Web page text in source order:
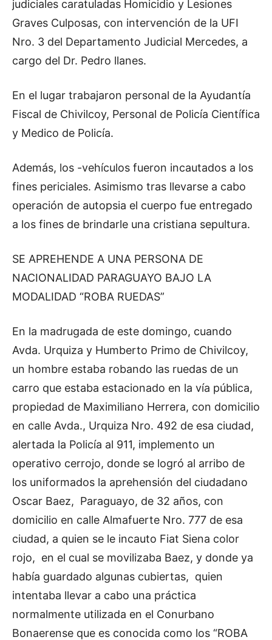
judiciales caratuladas Homicidio y Lesiones
Graves Culposas, con intervención de la UFI
Nro. 3 del Departamento Judicial Mercedes, a
cargo del Dr. Pedro llanes.
En el lugar trabajaron personal de la Ayudantía
Fiscal de Chivilcoy, Personal de Policía Científica
y Medico de Policía.
Además, los -vehículos fueron incautados a los
fines periciales. Asimismo tras llevarse a cabo
operación de autopsia el cuerpo fue entregado
a los fines de brindarle una cristiana sepultura.
SE APREHENDE A UNA PERSONA DE
NACIONALIDAD PARAGUAYO BAJO LA
MODALIDAD “ROBA RUEDAS”
En la madrugada de este domingo, cuando
Avda. Urquiza y Humberto Primo de Chivilcoy,
un hombre estaba robando las ruedas de un
carro que estaba estacionado en la vía pública,
propiedad de Maximiliano Herrera, con domicilio
en calle Avda., Urquiza Nro. 492 de esa ciudad,
alertada la Policía al 911, implemento un
operativo cerrojo, donde se logró al arribo de
los uniformados la aprehensión del ciudadano
Oscar Baez, Paraguayo, de 32 años, con
domicilio en calle Almafuerte Nro. 777 de esa
ciudad, a quien se le incauto Fiat Siena color
rojo, en el cual se movilizaba Baez, y donde ya
había guardado algunas cubiertas, quien
intentaba llevar a cabo una práctica
normalmente utilizada en el Conurbano
Bonaerense que es conocida como los “ROBA